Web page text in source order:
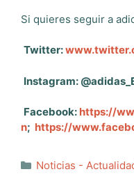
Si quieres seguir a
Twitter:
Instagram:
Facebook: https://
n; https://
Categorías
Noticias -